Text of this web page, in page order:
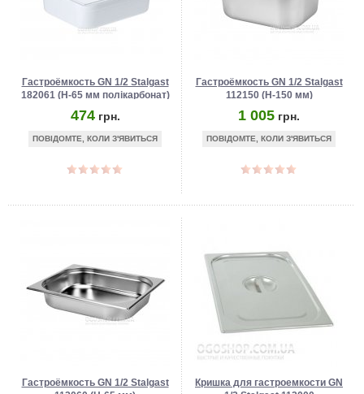
Гастроёмкость GN 1/2 Stalgast
182061 (Н-65 мм полікарбонат)
474 грн.
ПОВІДОМТЕ, КОЛИ З'ЯВИТЬСЯ
Гастроёмкость GN 1/2 Stalgast
112150 (Н-150 мм)
1 005 грн.
ПОВІДОМТЕ, КОЛИ З'ЯВИТЬСЯ
Гастроёмкость GN 1/2 Stalgast
Кришка для гастроемкости GN